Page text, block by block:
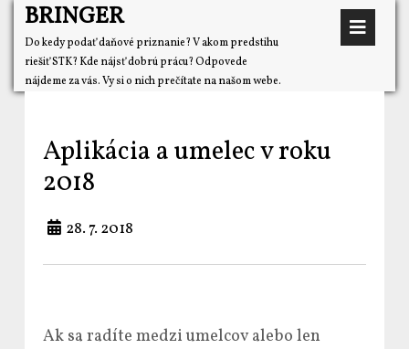
BRINGER
Do kedy podať daňové priznanie? V akom predstihu
riešiť STK? Kde nájsť dobrú prácu? Odpovede
nájdeme za vás. Vy si o nich prečítate na našom webe.
Aplikácia a umelec v roku
2018
28. 7. 2018
Ak sa radíte medzi umelcov alebo len